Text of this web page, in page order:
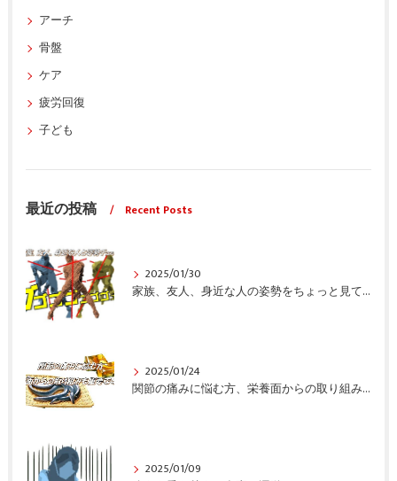
アーチ
骨盤
ケア
疲労回復
子ども
最近の投稿 Recent Posts
2025/01/30
家族、友人、身近な人の姿勢をちょっと見てみませんか？
2025/01/24
関節の痛みに悩む方、栄養面からの取り組みも重要ですよ！
2025/01/09